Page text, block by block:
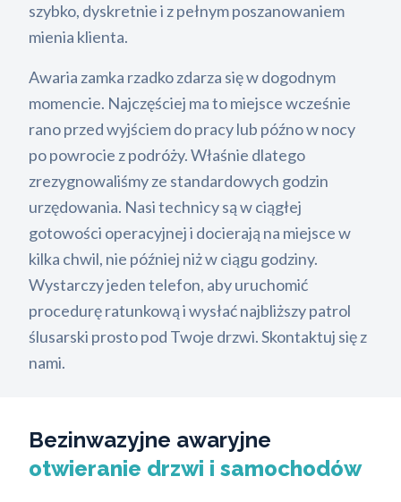
szybko, dyskretnie i z pełnym poszanowaniem
mienia klienta.
Awaria zamka rzadko zdarza się w dogodnym
momencie. Najczęściej ma to miejsce wcześnie
rano przed wyjściem do pracy lub późno w nocy
po powrocie z podróży. Właśnie dlatego
zrezygnowaliśmy ze standardowych godzin
urzędowania. Nasi technicy są w ciągłej
gotowości operacyjnej i docierają na miejsce w
kilka chwil, nie później niż w ciągu godziny.
Wystarczy jeden telefon, aby uruchomić
procedurę ratunkową i wysłać najbliższy patrol
ślusarski prosto pod Twoje drzwi. Skontaktuj się z
nami.
Bezinwazyjne awaryjne
otwieranie drzwi i samochodów